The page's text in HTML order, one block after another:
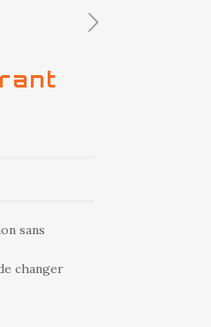
sans
changer